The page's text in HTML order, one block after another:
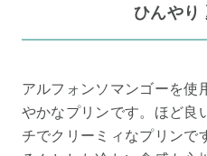
ひんやり
アルフォンソマンゴーを使
やかなプリンです。ほど良
チでクリーミィなプリンで